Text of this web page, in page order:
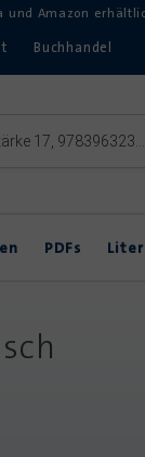
und Amazon
Buchhandel
PDFs
Unterricht